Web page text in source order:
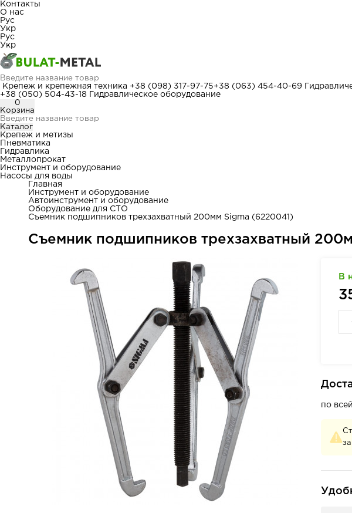
Контакты
О нас
Рус
Укр
Рус
Укр
Крепеж и крепежная техника +38 (098) 317-97-75+38 (063) 454-40-69
+38 (050) 504-43-18
Гидравлическое оборудование
0
Корзина
Каталог
Крепеж и метизы
Пневматика
Гидравлика
Металлопрокат
Инструмент и оборудование
Насосы для воды
Главная
Инструмент и оборудование
Автоинструмент и оборудование
Оборудование для СТО
Съемник подшипников трехзахватный 200мм Sigma (6220041)
Съемник подшипников трехзахватный
В
по